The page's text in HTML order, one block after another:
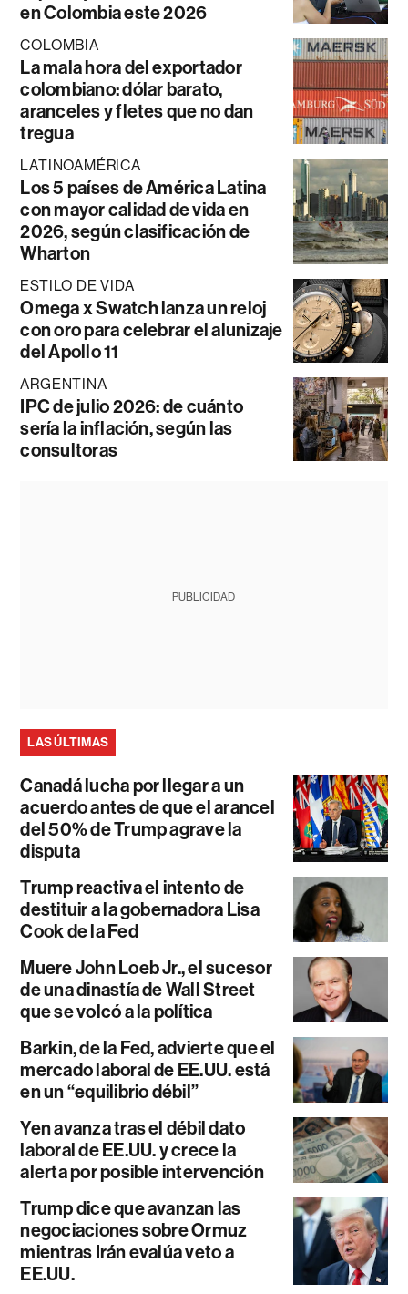
en Colombia este 2026
COLOMBIA
La mala hora del exportador
colombiano: dólar barato,
aranceles y fletes que no dan
tregua
LATINOAMÉRICA
Los 5 países de América Latina
con mayor calidad de vida en
2026, según clasificación de
Wharton
ESTILO DE VIDA
Omega x Swatch lanza un reloj
con oro para celebrar el alunizaje
del Apollo 11
ARGENTINA
IPC de julio 2026: de cuánto
sería la inflación, según las
consultoras
PUBLICIDAD
LAS ÚLTIMAS
Canadá lucha por llegar a un
acuerdo antes de que el arancel
del 50% de Trump agrave la
disputa
Trump reactiva el intento de
destituir a la gobernadora Lisa
Cook de la Fed
Muere John Loeb Jr., el sucesor
de una dinastía de Wall Street
que se volcó a la política
Barkin, de la Fed, advierte que el
mercado laboral de EE.UU. está
en un “equilibrio débil”
Yen avanza tras el débil dato
laboral de EE.UU. y crece la
alerta por posible intervención
Trump dice que avanzan las
negociaciones sobre Ormuz
mientras Irán evalúa veto a
EE.UU.